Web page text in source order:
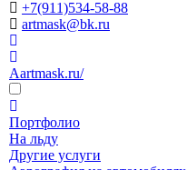
+7(911)534-58-88
artmask@bk.ru
Aartmask.ru/
Портфолио
На льду
Другие услуги